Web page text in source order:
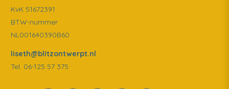
KvK 51672391
BTW-nummer
NL001640390B60
liseth@blitzontwerpt.nl
Tel. 06-125 57 375